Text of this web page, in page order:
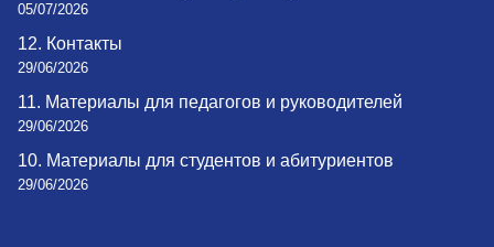
05/07/2026
12. Контакты
29/06/2026
11. Материалы для педагогов и руководителей
29/06/2026
10. Материалы для студентов и абитуриентов
29/06/2026